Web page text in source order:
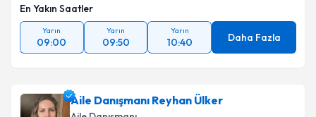
En Yakın Saatler
Yarın
09:00
Yarın
09:50
Yarın
10:40 Daha Fazla
Aile Danışmanı Reyhan Ülker